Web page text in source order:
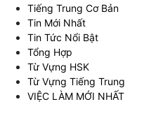
Tiếng Trung Cơ Bản
Tin Mới Nhất
Tin Tức Nổi Bật
Tổng Hợp
Từ Vựng HSK
Từ Vựng Tiếng Trung
VIỆC LÀM MỚI NHẤT